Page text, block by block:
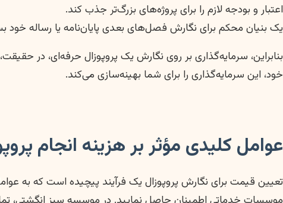
اعتبار و بودجه لازم را برای پروژه‌های بزرگ‌تر جذب کند.
یک بنیان محکم برای نگارش فصل‌های بعدی پایان‌نامه یا رساله خود
بنابراین، سرمایه‌گذاری بر روی نگارش یک پروپوزال حرفه‌ای، در
خود، این سرمایه‌گذاری را برای شما بهینه‌سازی می‌کند.
عوامل کلیدی مؤثر بر هزینه انجام
تعیین قیمت برای نگارش پروپوزال یک فرآیند پیچیده است که به